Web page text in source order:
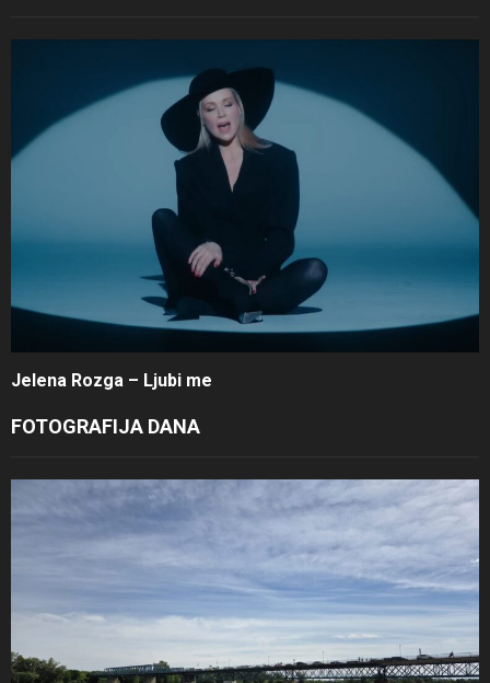
Jelena Rozga – Ljubi me
FOTOGRAFIJA DANA